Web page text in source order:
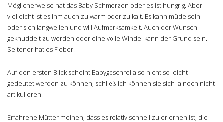
Möglicherweise hat das Baby Schmerzen oder es ist hungrig. Aber
vielleicht ist es ihm auch zu warm oder zu kalt. Es kann müde sein
oder sich langweilen und will Aufmerksamkeit. Auch der Wunsch
geknuddelt zu werden oder eine volle Windel kann der Grund sein.
Seltener hat es Fieber.
Auf den ersten Blick scheint Babygeschrei also nicht so leicht
gedeutet werden zu können, schließlich können sie sich ja noch nicht
artikulieren.
Erfahrene Mütter meinen, dass es relativ schnell zu erlernen ist, die